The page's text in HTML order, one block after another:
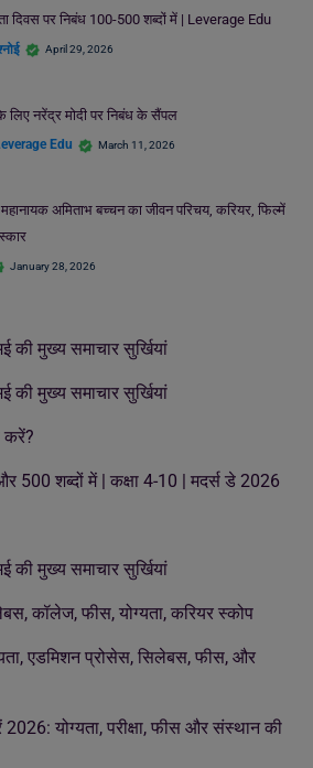
दिवस पर निबंध 100-500 शब्दों में | Leverage Edu
April 29, 2026
लिए नरेंद्र मोदी पर निबंध के सैंपल
Edu March 11, 2026
अमिताभ बच्चन का जीवन परिचय, करियर, फिल्में
January 28, 2026
मुख्य समाचार सुर्खियां
मुख्य समाचार सुर्खियां
करें?
500 शब्दों में | कक्षा 4-10 | मदर्स डे 2026
मुख्य समाचार सुर्खियां
कॉलेज, फीस, योग्यता, करियर स्कोप
एडमिशन प्रोसेस, सिलेबस, फीस, और
योग्यता, परीक्षा, फीस और संस्थान की